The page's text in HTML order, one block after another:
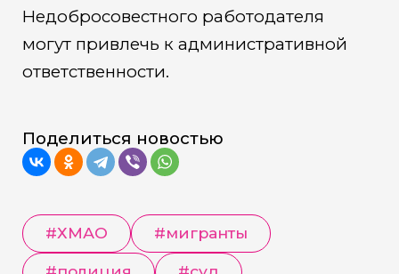
Недобросовестного работодателя
могут привлечь к административной
ответственности.
Поделиться новостью
#ХМАО #мигранты